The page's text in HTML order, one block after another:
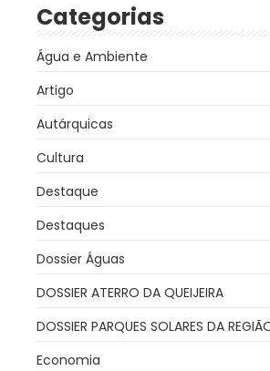
Categorias
Água e Ambiente
Artigo
Autárquicas
Cultura
Destaque
Destaques
Dossier Águas
DOSSIER ATERRO DA QUEIJEIRA
DOSSIER PARQUES SOLARES DA
Economia